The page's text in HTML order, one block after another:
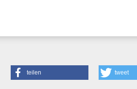
teilen tweet